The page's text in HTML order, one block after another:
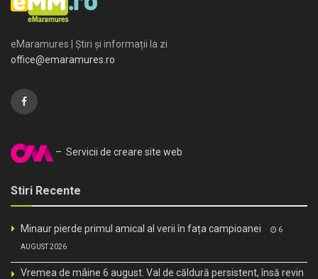
eMaramures | Știri și informații la zi
office@emaramures.ro
– Servicii de creare site web
Stiri Recente
Minaur pierde primul amical al verii în fața campioanei 6
AUGUST 2026
Vremea de mâine 6 august. Val de căldură persistent, însă revin